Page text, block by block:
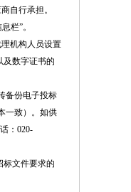
自行承担。
栏”。
机构人员设置
及数字证书的
备份电子投标
一致）。如供
：020-
标文件要求的